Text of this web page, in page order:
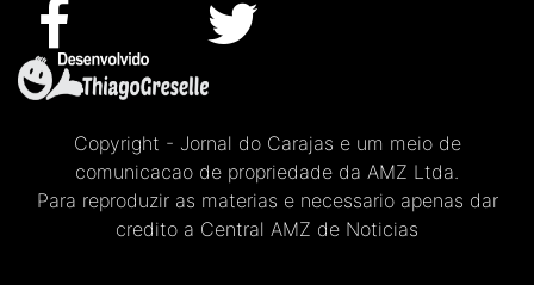
Copyright - Jornal do Carajas e um meio de
comunicacao de propriedade da AMZ Ltda.
Para reproduzir as materias e necessario apenas dar
credito a Central AMZ de Noticias